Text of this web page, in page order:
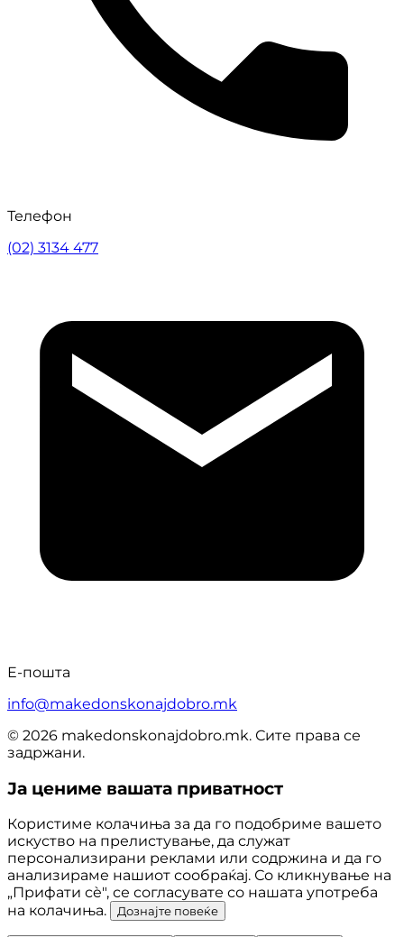
Телефон
(02) 3134 477
Е-пошта
info@makedonskonajdobro.mk
© 2026 makedonskonajdobro.mk. Сите права се
задржани.
Ја цениме вашата приватност
Користиме колачиња за да го подобриме вашето
искуство на прелистување, да служат
персонализирани реклами или содржина и да го
анализираме нашиот сообраќај. Со кликнување на
„Прифати сè", се согласувате со нашата употреба
на колачиња.
Дознајте повеќе